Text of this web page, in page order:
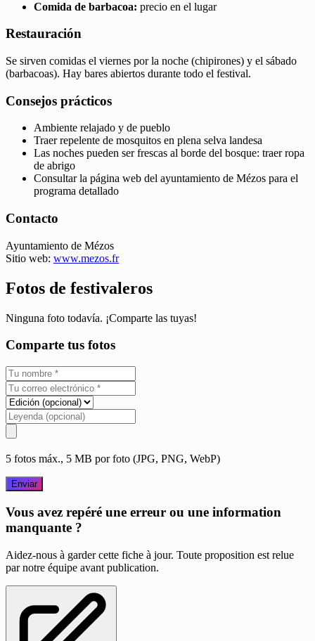
Comida de barbacoa: precio en el lugar
Restauración
Se sirven comidas el viernes por la noche (chipirones) y el sábado
(barbacoas). Hay bares abiertos durante todo el festival.
Consejos prácticos
Ambiente relajado y de pueblo
Traer repelente de mosquitos en plena selva landesa
Las noches pueden ser frescas al borde del bosque: traer ropa
de abrigo
Consultar la página web del ayuntamiento de Mézos para el
programa detallado
Contacto
Ayuntamiento de Mézos
Sitio web: www.mezos.fr
Fotos de festivaleros
Ninguna foto todavía. ¡Comparte las tuyas!
Comparte tus fotos
5 fotos máx., 5 MB por foto (JPG, PNG, WebP)
Enviar
Vous avez repéré une erreur ou une information
manquante ?
Aidez-nous à garder cette fiche à jour. Toute proposition est relue
par notre équipe avant publication.